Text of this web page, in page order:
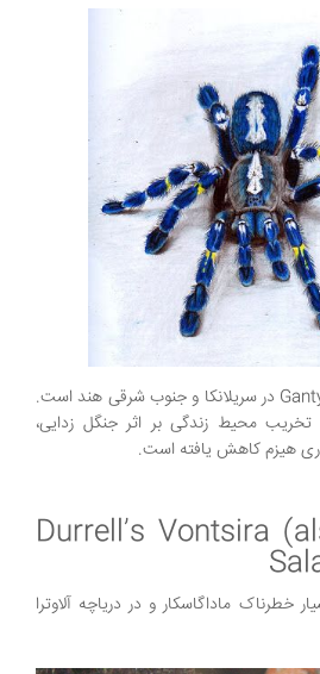
زیستگاه اصلی Ganty Tarantula در سریلانکا و جنوب شرقی هند است.
محیط زندگی بر اثر جنگل زدایی،
هیزم کاهش یافته است.
Durrell’s Vontsira
خطرناک ماداگاسکار و در دریاچه آلاوترا